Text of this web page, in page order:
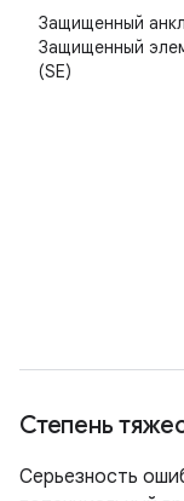
Защищенный
Защищенный
(SE)
Степень
Серьезность